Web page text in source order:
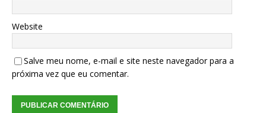
Website
Salve meu nome, e-mail e site neste navegador para a
próxima vez que eu comentar.